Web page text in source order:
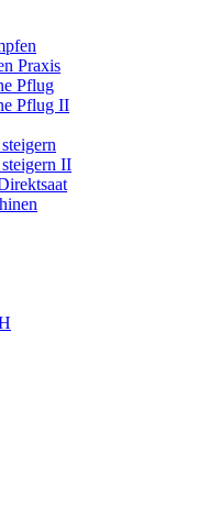
Praxis
Pflug
Pflug II
II